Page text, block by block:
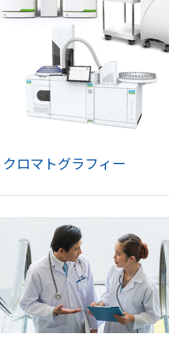
クロマトグラフィー